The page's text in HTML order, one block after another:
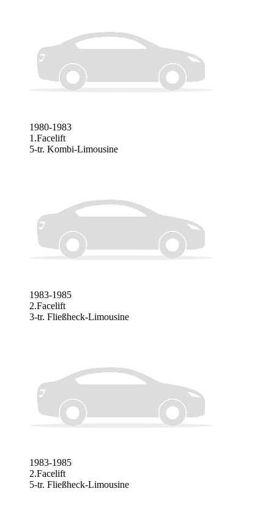
1980-1983
1.Facelift
5-tr. Kombi-Limousine
1983-1985
2.Facelift
3-tr. Fließheck-Limousine
1983-1985
2.Facelift
5-tr. Fließheck-Limousine